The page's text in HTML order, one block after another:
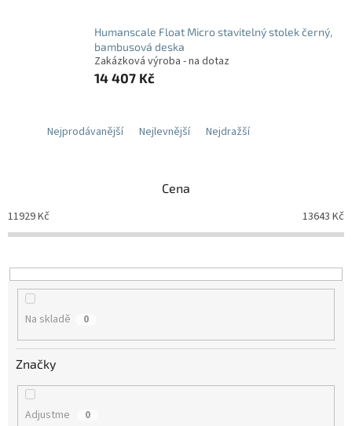
Humanscale Float Micro stavitelný stolek černý,
bambusová deska
Zakázková výroba - na dotaz
14 407 Kč
Nejprodávanější Nejlevnější Nejdražší
Cena
11929Kč 13643 Kč
Na skladě 0
Značky
Adjustme 0